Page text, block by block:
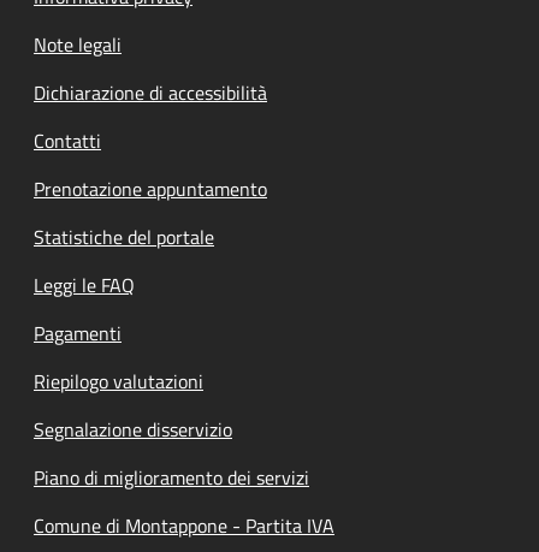
Note legali
Dichiarazione di accessibilità
Contatti
Prenotazione appuntamento
Statistiche del portale
Leggi le FAQ
Pagamenti
Riepilogo valutazioni
Segnalazione disservizio
Piano di miglioramento dei servizi
Comune di Montappone - Partita IVA